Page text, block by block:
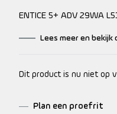
ENTICE 5+ ADV 29WA
Lees meer en bekijk
Dit product is nu niet op
Plan een proefrit